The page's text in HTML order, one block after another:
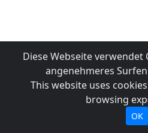
Diese Webseite verwendet
angenehmeres
This website uses
browsing
OK